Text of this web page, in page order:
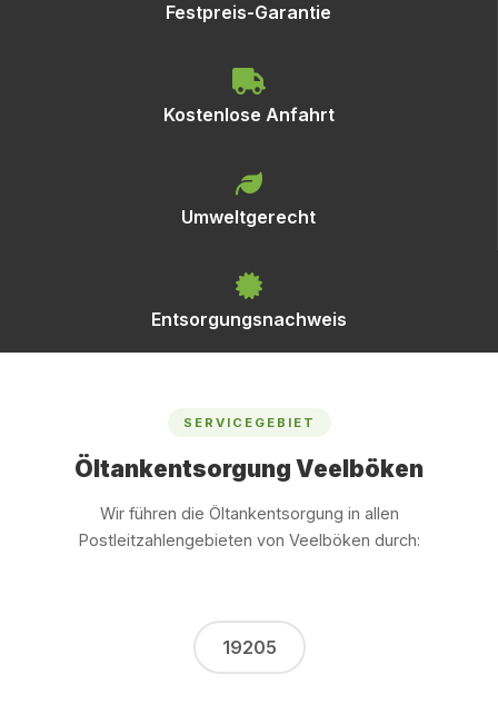
Festpreis-Garantie
Kostenlose Anfahrt
Umweltgerecht
Entsorgungsnachweis
SERVICEGEBIET
Öltankentsorgung Veelböken
Wir führen die Öltankentsorgung in allen
Postleitzahlengebieten von Veelböken durch:
19205